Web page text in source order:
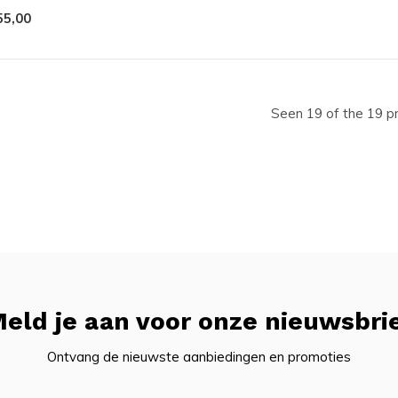
Seen 19 of the 19
je aan voor onze
Ontvang de nieuwste aanbiedingen en promoties